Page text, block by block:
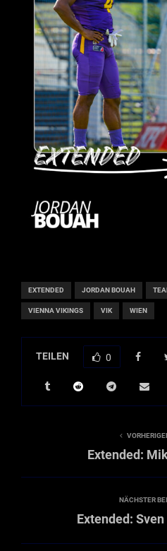
EXTENDED JORDAN BOUAH
VIENNA VIKINGS VIK WIEN
TEILEN 0
Extended:
NÄCHSTER
Extended: